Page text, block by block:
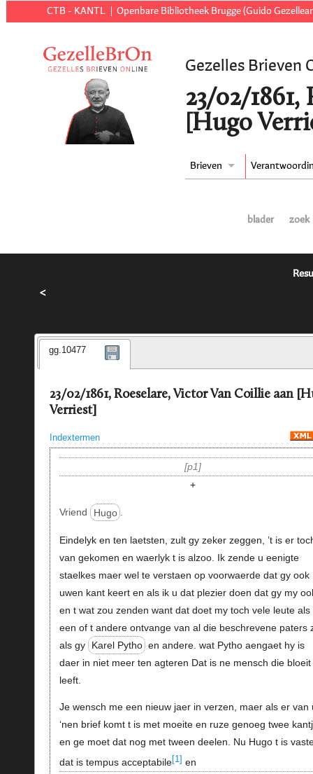
CTB - KANTL Openbare Bibliotheek Brugge (Guido
Gezelles Brieven
23/02/
[Hugo
Brieven
blader zoek
<
gg.10477
23/02/1861, Roeselare, Victor Van Coillie aan
Verriest]
Indextermen
p1
+
Vriend Hugo .
Eindelyk en ten laetsten, zult gy zeker zeggen, ’t is er
van gekomen en waerlyk t is alzoo. Ik zende u eenigte
staelkes maer wel te verstaen op voorwaerde dat gy ook
uwen kant keert en als ik u dat plezier doen dat gy my
en t wat zou zenden want dat doet my toch vele leute als
een of t andere ontvange van al die beschrevene paters
als gy
Karel Pytho en andere. wat Pytho aengaet hy is
daer in niet meer ten agteren Dat is ne mensch die bloeit
leeft.
Je wensch me een nieuw jaer in verzen, maer als er van
‘nen brief komt t is met moeite en ruze genoeg twee
en ge moet dat nog met tween deelen. Nu Hugo t is
dat is tempus acceptabile[1] en